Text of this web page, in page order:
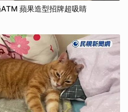
蘋果造型招牌超吸睛